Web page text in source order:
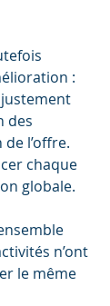
:
des
l’offre.
chaque
globale.
n’ont
le même